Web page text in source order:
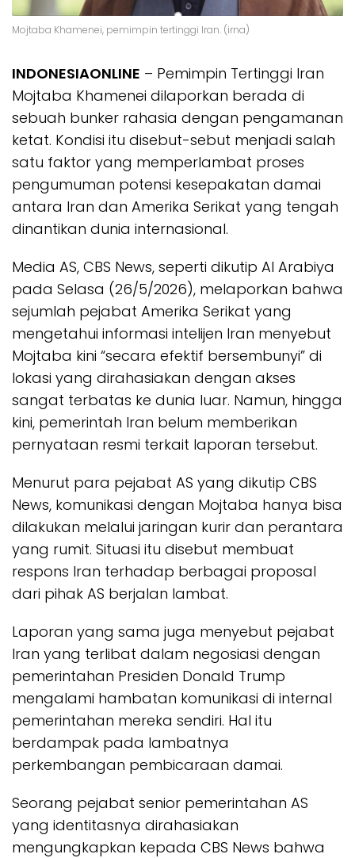
Mojtaba Khamenei, pemimpin tertinggi Iran. (irna)
INDONESIAONLINE – Pemimpin Tertinggi Iran
Mojtaba Khamenei dilaporkan berada di
sebuah bunker rahasia dengan pengamanan
ketat. Kondisi itu disebut-sebut menjadi salah
satu faktor yang memperlambat proses
pengumuman potensi kesepakatan damai
antara Iran dan Amerika Serikat yang tengah
dinantikan dunia internasional.
Media AS, CBS News, seperti dikutip Al Arabiya
pada Selasa (26/5/2026), melaporkan bahwa
sejumlah pejabat Amerika Serikat yang
mengetahui informasi intelijen Iran menyebut
Mojtaba kini “secara efektif bersembunyi” di
lokasi yang dirahasiakan dengan akses
sangat terbatas ke dunia luar. Namun, hingga
kini, pemerintah Iran belum memberikan
pernyataan resmi terkait laporan tersebut.
Menurut para pejabat AS yang dikutip CBS
News, komunikasi dengan Mojtaba hanya bisa
dilakukan melalui jaringan kurir dan perantara
yang rumit. Situasi itu disebut membuat
respons Iran terhadap berbagai proposal
dari pihak AS berjalan lambat.
Laporan yang sama juga menyebut pejabat
Iran yang terlibat dalam negosiasi dengan
pemerintahan Presiden Donald Trump
mengalami hambatan komunikasi di internal
pemerintahan mereka sendiri. Hal itu
berdampak pada lambatnya
perkembangan pembicaraan damai.
Seorang pejabat senior pemerintahan AS
yang identitasnya dirahasiakan
mengungkapkan kepada CBS News bahwa